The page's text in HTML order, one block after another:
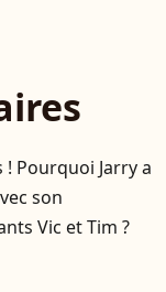
Pourquoi Jarry a
son
Vic et Tim ?